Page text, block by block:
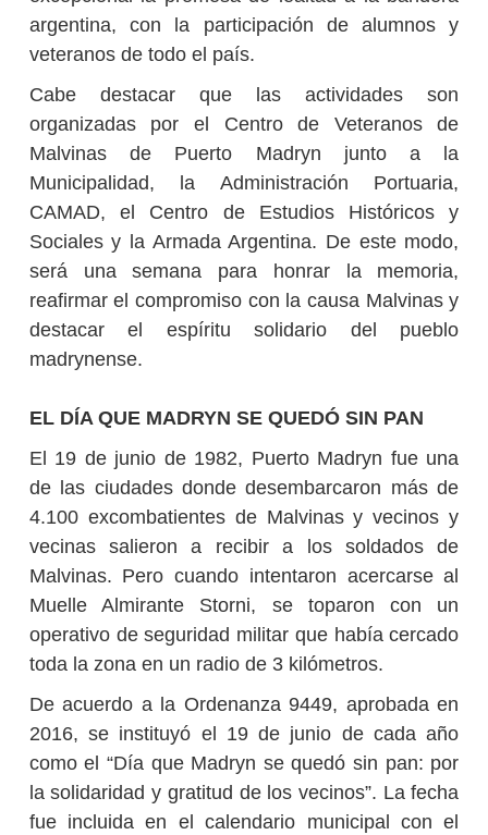
argentina, con la participación de alumnos y
veteranos de todo el país.
Cabe destacar que las actividades son
organizadas por el Centro de Veteranos de
Malvinas de Puerto Madryn junto a la
Municipalidad, la Administración Portuaria,
CAMAD, el Centro de Estudios Históricos y
Sociales y la Armada Argentina. De este modo,
será una semana para honrar la memoria,
reafirmar el compromiso con la causa Malvinas y
destacar el espíritu solidario del pueblo
madrynense.
EL DÍA QUE MADRYN SE QUEDÓ SIN PAN
El 19 de junio de 1982, Puerto Madryn fue una
de las ciudades donde desembarcaron más de
4.100 excombatientes de Malvinas y vecinos y
vecinas salieron a recibir a los soldados de
Malvinas. Pero cuando intentaron acercarse al
Muelle Almirante Storni, se toparon con un
operativo de seguridad militar que había cercado
toda la zona en un radio de 3 kilómetros.
De acuerdo a la Ordenanza 9449, aprobada en
2016, se instituyó el 19 de junio de cada año
como el “Día que Madryn se quedó sin pan: por
la solidaridad y gratitud de los vecinos”. La fecha
fue incluida en el calendario municipal con el